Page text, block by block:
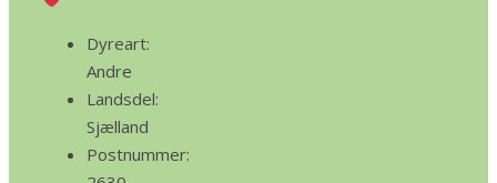
Dyreart:
Andre
Landsdel:
Sjælland
Postnummer: